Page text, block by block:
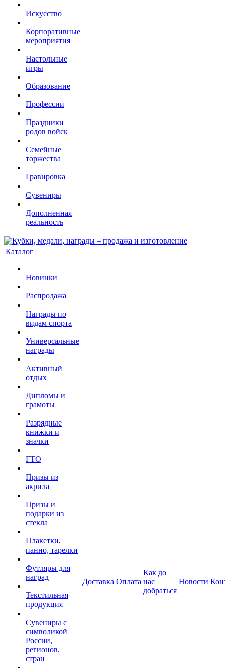
Искусство
Корпоративные
мероприятия
Настольные
игры
Образование
Профессии
Праздники
родов войск
Семейные
торжества
Гравировка
Сувениры
Дополненная
реальность
Каталог
Новинки
Распродажа
Награды по
видам спорта
Универсальные
награды
Активный
отдых
Дипломы и
грамоты
Разрядные
книжки и
значки
ГТО
Призы из
акрила
Призы и
подарки из
стекла
Плакетки,
панно, тарелки
Футляры для
наград
Текстильная
продукция
Сувениры с
символикой
России,
регионов,
стран
Доставка Оплата
Как до
нас
добраться
Новости